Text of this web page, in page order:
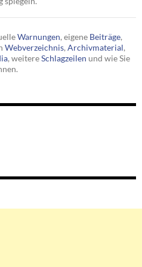
Warnungen, eigene Beiträge,
Webverzeichnis, Archivmaterial,
, weitereSchlagzeilen und wie Sie